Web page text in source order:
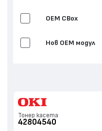
OEM CBox
Нов ОЕМ модул
Тонер касета
42804540